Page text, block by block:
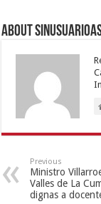
About
Previous
Ministro
Valles de La
dignas a